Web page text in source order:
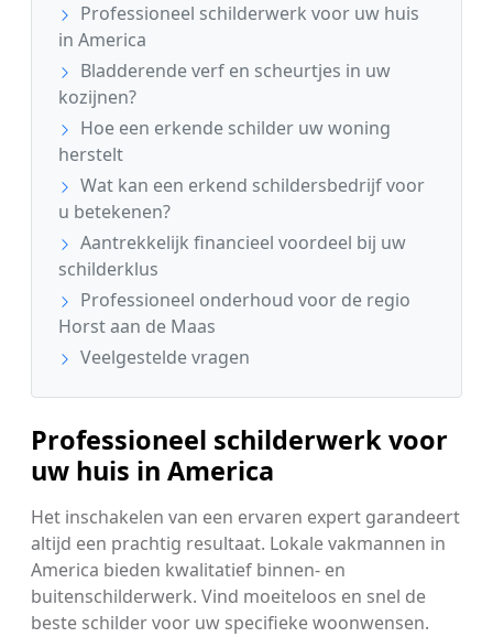
Professioneel schilderwerk voor uw huis
in America
Bladderende verf en scheurtjes in uw
kozijnen?
Hoe een erkende schilder uw woning
herstelt
Wat kan een erkend schildersbedrijf voor
u betekenen?
Aantrekkelijk financieel voordeel bij uw
schilderklus
Professioneel onderhoud voor de regio
Horst aan de Maas
Veelgestelde vragen
Professioneel schilderwerk voor
uw huis in America
Het inschakelen van een ervaren expert garandeert
altijd een prachtig resultaat. Lokale vakmannen in
America bieden kwalitatief binnen- en
buitenschilderwerk. Vind moeiteloos en snel de
beste schilder voor uw specifieke woonwensen.